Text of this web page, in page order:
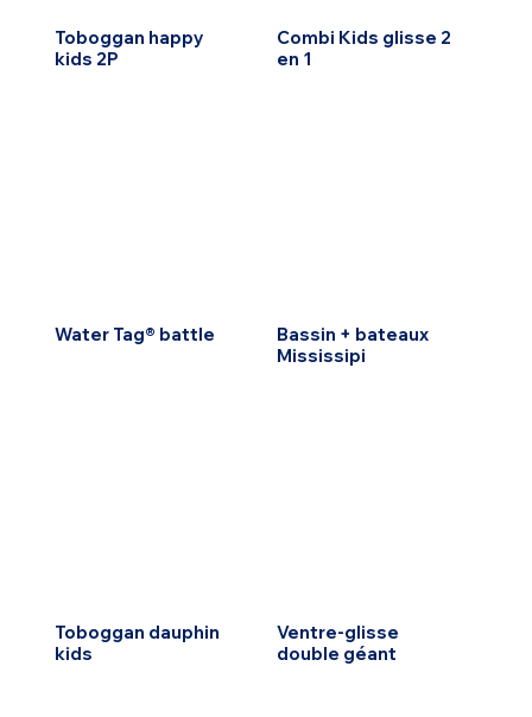
Toboggan happy
kids 2P
Combi Kids glisse 2
en 1
Water Tag® battle
Bassin + bateaux
Mississipi
Toboggan dauphin
kids
Ventre-glisse
double géant